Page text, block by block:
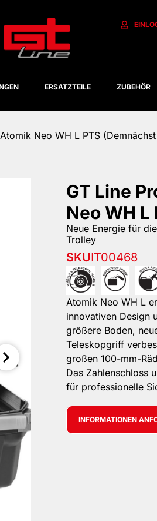
ERSATZTEILE ZUBEHÖR
Neo WH L PTS
GT Line
Neo WH
Neue Energie für
Trolley
SKUIT00468
Atomik Neo WH L
innovativen Design
größere Boden,
Teleskopgriff
großen 100-mm-
Das Zahlenschloss
für professionelle
INFORMATIONEN